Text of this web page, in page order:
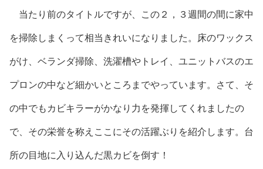
当たり前のタイトルですが、この２，３週間の間に家中
を掃除しまくって相当きれいになりました。床のワックス
がけ、ベランダ掃除、洗濯槽やトレイ、ユニットバスのエ
プロンの中など細かいところまでやっています。さて、そ
の中でもカビキラーがかなり力を発揮してくれましたの
で、その栄誉を称えここにその活躍ぶりを紹介します。台
所の目地に入り込んだ黒カビを倒す！